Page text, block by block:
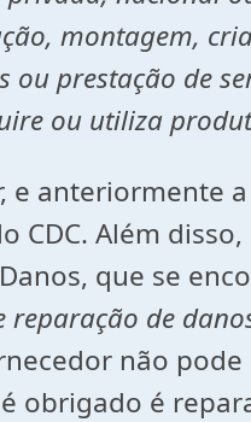
montagem,
prestação de
ou utiliza
anteriormente
CDC. Além
que se
de
não
obrigado é